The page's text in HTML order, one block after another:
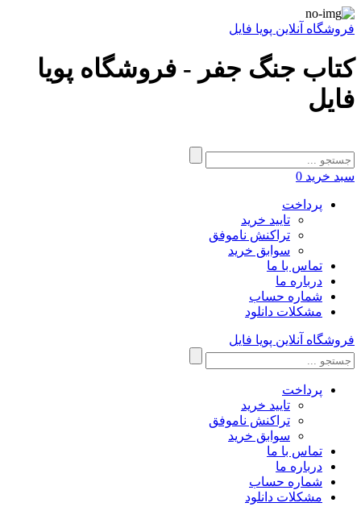
فروشگاه آنلاین پویا فایل
کتاب جنگ جفر - فروشگاه پویا
فایل
سبد خرید 0
پرداخت
تایید خرید
تراکنش ناموفق
سوابق خرید
تماس با ما
درباره ما
شماره حساب
مشکلات دانلود
فروشگاه آنلاین پویا فایل
پرداخت
تایید خرید
تراکنش ناموفق
سوابق خرید
تماس با ما
درباره ما
شماره حساب
مشکلات دانلود